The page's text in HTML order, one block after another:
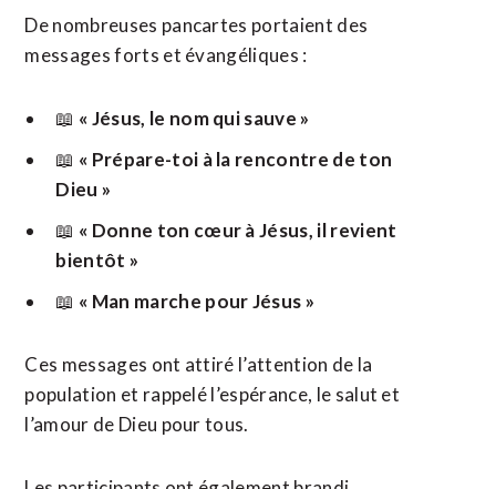
De nombreuses pancartes portaient des
messages forts et évangéliques :
📖 « Jésus, le nom qui sauve »
📖 « Prépare-toi à la rencontre de ton
Dieu »
📖 « Donne ton cœur à Jésus, il revient
bientôt »
📖 « Man marche pour Jésus »
Ces messages ont attiré l’attention de la
population et rappelé l’espérance, le salut et
l’amour de Dieu pour tous.